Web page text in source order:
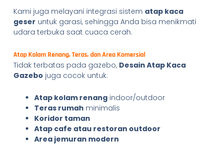
Kami juga melayani integrasi sistem atap kaca
geser untuk garasi, sehingga Anda bisa menikmati
udara terbuka saat cuaca cerah.
Atap Kolam Renang, Teras, dan Area Komersial
Tidak terbatas pada gazebo, Desain Atap Kaca
Gazebo juga cocok untuk:
Atap kolam renangindoor/outdoor
Teras rumah minimalis
Koridor taman
Atap cafe atau restoran outdoor
Area jemuran modern